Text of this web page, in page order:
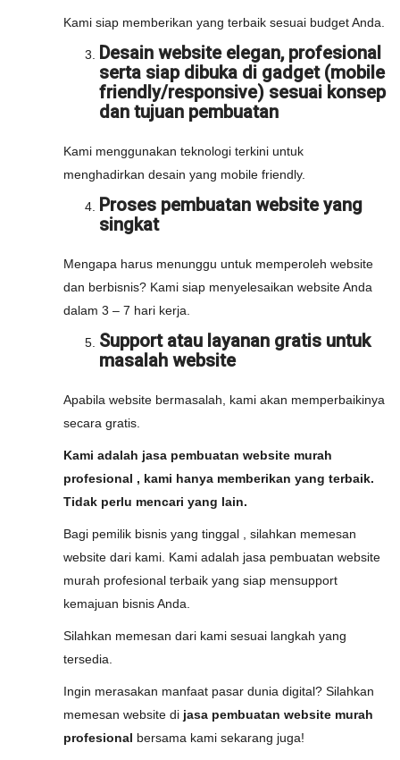
Kami siap memberikan yang terbaik sesuai budget Anda.
Desain website elegan, profesional
serta siap dibuka di gadget (mobile
friendly/responsive) sesuai konsep
dan tujuan pembuatan
Kami menggunakan teknologi terkini untuk
menghadirkan desain yang mobile friendly.
Proses pembuatan website yang
singkat
Mengapa harus menunggu untuk memperoleh website
dan berbisnis? Kami siap menyelesaikan website Anda
dalam 3 – 7 hari kerja.
Support atau layanan gratis untuk
masalah website
Apabila website bermasalah, kami akan memperbaikinya
secara gratis.
Kami adalah jasa pembuatan website murah
profesional , kami hanya memberikan yang terbaik.
Tidak perlu mencari yang lain.
Bagi pemilik bisnis yang tinggal , silahkan memesan
website dari kami. Kami adalah jasa pembuatan website
murah profesional terbaik yang siap mensupport
kemajuan bisnis Anda.
Silahkan memesan dari kami sesuai langkah yang
tersedia.
Ingin merasakan manfaat pasar dunia digital? Silahkan
memesan website di jasa pembuatan website murah
profesional bersama kami sekarang juga!